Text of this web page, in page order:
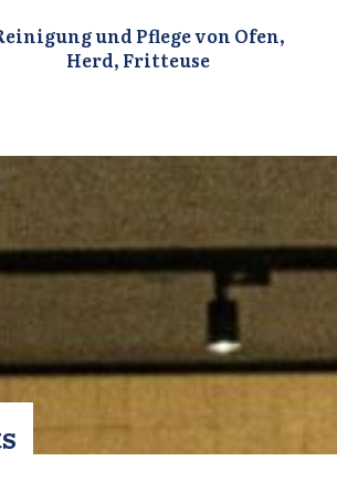
und Pflege von Ofen,
Herd, Fritteuse